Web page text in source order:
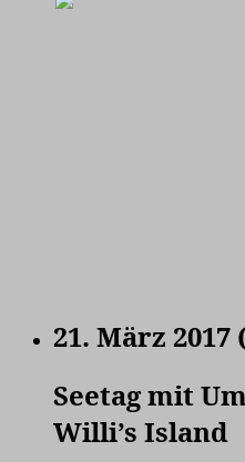
21. März 2017
Seetag mit
Willi’s Island